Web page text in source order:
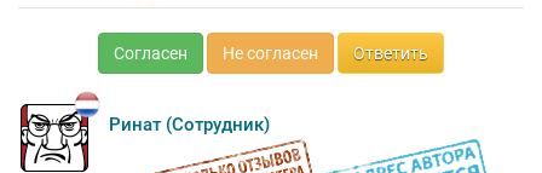
Согласен Не согласен Ответить
Ринат (Сотрудник)